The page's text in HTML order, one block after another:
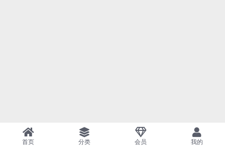
首页 分类 会员 我的